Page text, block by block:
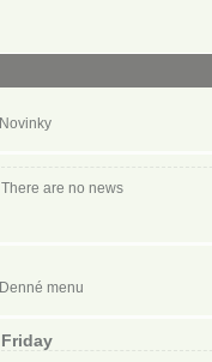
There are no news
Friday